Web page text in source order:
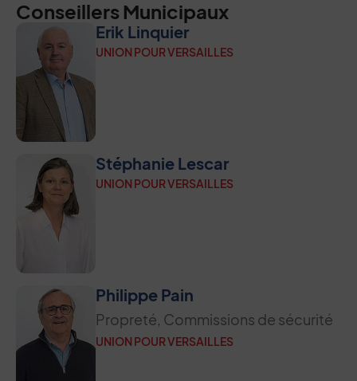
Conseillers Municipaux
Erik Linquier
UNION POUR VERSAILLES
Stéphanie Lescar
UNION POUR VERSAILLES
Philippe Pain
Propreté, Commissions de sécurité
UNION POUR VERSAILLES